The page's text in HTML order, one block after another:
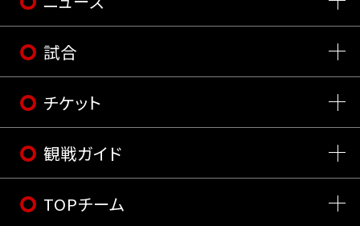
試合
チケット
観戦ガイド
TOPチーム